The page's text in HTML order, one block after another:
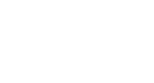
et post pellem meam
Quem visurus sum ego